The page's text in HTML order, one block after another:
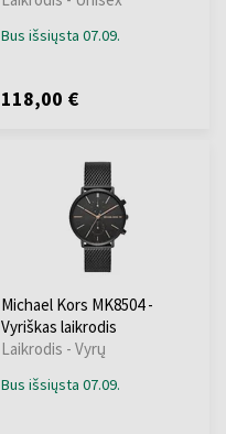
Bus išsiųsta 07.09.
118,00 €
Michael Kors MK8504 -
Vyriškas laikrodis
Laikrodis - Vyrų
Bus išsiųsta 07.09.